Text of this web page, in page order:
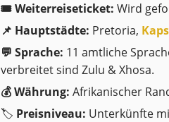
🎟️ Weiterreiseticket: Wird
📌 Hauptstädte: Pretoria,
💬 Sprache: 11 amtliche
verbreitet sind Zulu & Xhosa.
💰 Währung: Afrikanischer
🏷️ Preisniveau: Unterkünfte